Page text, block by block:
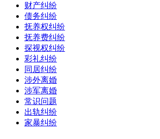
财产纠纷
债务纠纷
抚养权纠纷
抚养费纠纷
探视权纠纷
彩礼纠纷
同居纠纷
涉外离婚
涉军离婚
常识问题
出轨纠纷
家暴纠纷